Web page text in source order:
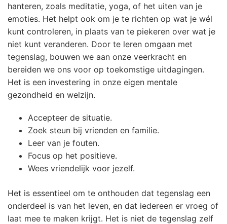
hanteren, zoals meditatie, yoga, of het uiten van je
emoties. Het helpt ook om je te richten op wat je wél
kunt controleren, in plaats van te piekeren over wat je
niet kunt veranderen. Door te leren omgaan met
tegenslag, bouwen we aan onze veerkracht en
bereiden we ons voor op toekomstige uitdagingen.
Het is een investering in onze eigen mentale
gezondheid en welzijn.
Accepteer de situatie.
Zoek steun bij vrienden en familie.
Leer van je fouten.
Focus op het positieve.
Wees vriendelijk voor jezelf.
Het is essentieel om te onthouden dat tegenslag een
onderdeel is van het leven, en dat iedereen er vroeg of
laat mee te maken krijgt. Het is niet de tegenslag zelf